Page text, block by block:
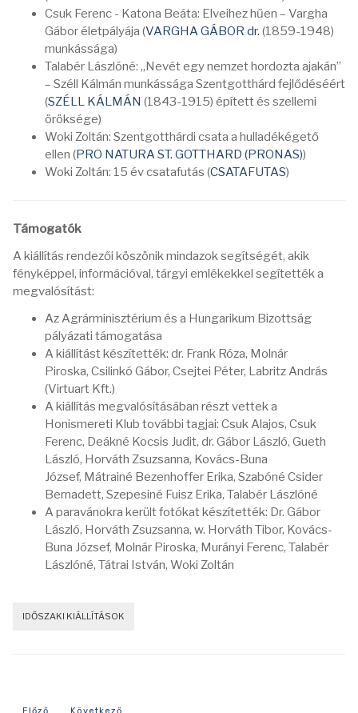
Csuk Ferenc - Katona Beáta: Elveihez hűen – Vargha
Gábor életpályája (VARGHA GÁBOR dr. (1859-1948)
munkássága)
Talabér Lászlóné: „Nevét egy nemzet hordozta ajakán”
– Széll Kálmán munkássága Szentgotthárd fejlődéséért
(SZÉLL KÁLMÁN (1843-1915) épített és szellemi
öröksége)
Woki Zoltán: Szentgotthárdi csata a hulladékégető
ellen (PRO NATURA ST. GOTTHARD (PRONAS))
Woki Zoltán: 15 év csatafutás (CSATAFUTAS)
Támogatók
A kiállítás rendezői köszönik mindazok segítségét, akik
fényképpel, információval, tárgyi emlékekkel segítették a
megvalósítást:
Az Agrárminisztérium és a Hungarikum Bizottság
pályázati támogatása
A kiállítást készítették: dr. Frank Róza, Molnár
Piroska, Csilinkó Gábor, Csejtei Péter, Labritz András
(Virtuart Kft.)
A kiállítás megvalósításában részt vettek a
Honismereti Klub további tagjai: Csuk Alajos, Csuk
Ferenc, Deákné Kocsis Judit, dr. Gábor László, Gueth
László, Horváth Zsuzsanna, Kovács-Buna
József, Mátrainé Bezenhoffer Erika, Szabóné Csider
Bernadett, Szepesiné Fuisz Erika, Talabér Lászlóné
A paravánokra került fotókat készítették: Dr. Gábor
László, Horváth Zsuzsanna, w. Horváth Tibor, Kovács-
Buna József, Molnár Piroska, Murányi Ferenc, Talabér
Lászlóné, Tátrai István, Woki Zoltán
IDŐSZAKI KIÁLLÍTÁSOK
Előző cikk: 2020 - Szentgotthárd sportja
Következő cikk: 2019 - Díszpolgárok anno